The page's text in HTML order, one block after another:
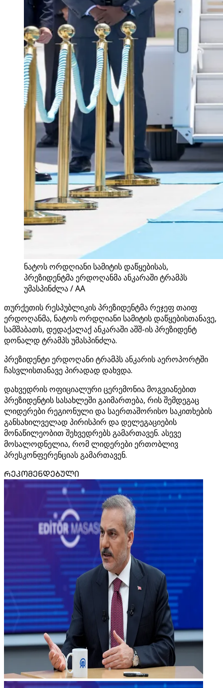
ნატოს ორდღიანი სამიტის დაწყებისას,
პრეზიდენტმა ერდოღანმა ანკარაში ტრამპს
უმასპინძლა / AA
თურქეთის რესპუბლიკის პრეზიდენტმა რეჯეფ თაიფ
ერდოღანმა, ნატოს ორდღიანი სამიტის დაწყებისთანავე,
სამშაბათს, დედაქალაქ ანკარაში აშშ-ის პრეზიდენტ
დონალდ ტრამპს უმასპინძლა.
პრეზიდენტი ერდოღანი ტრამპს ანკარის აეროპორტში
ჩასვლისთანავე პირადად დახვდა.
დახვედრის ოფიციალური ცერემონია მოგვიანებით
პრეზიდენტის სასახლეში გაიმართება, რის შემდეგაც
ლიდერები რეგიონული და საერთაშორისო საკითხების
განსახილველად პირისპირ და დელეგაციების
მონაწილეობით შეხვედრებს გამართავენ. ასევე
მოსალოდნელია, რომ ლიდერები ერთობლივ
პრესკონფერენციას გამართავენ.
ᲠᲔᲙᲝᲛᲔᲜᲓᲔᲑᲣᲚᲘ